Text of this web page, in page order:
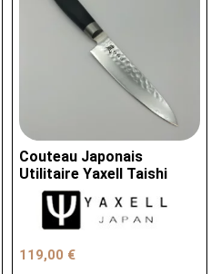
Couteau Japonais
Utilitaire Yaxell Taishi
119,00 €